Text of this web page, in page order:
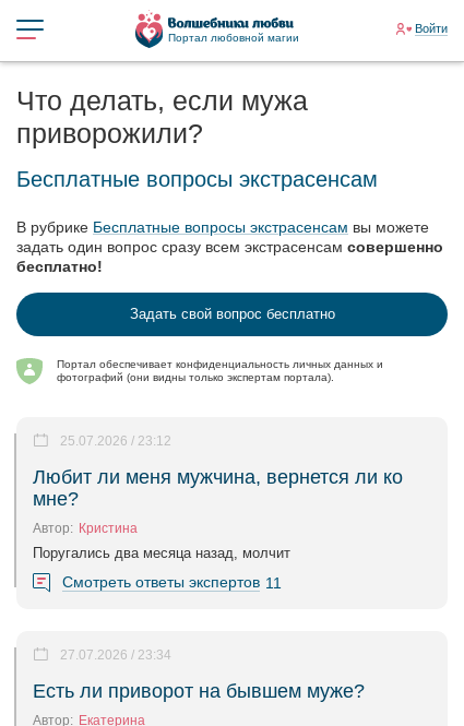
Портал любовной магии
Войти
Что делать, если мужа
приворожили?
Бесплатные вопросы экстрасенсам
В рубрике Бесплатные вопросы экстрасенсам вы можете
задать один вопрос сразу всем экстрасенсам совершенно
бесплатно!
Задать свой вопрос бесплатно
Портал обеспечивает конфиденциальность личных данных и
фотографий (они видны только экспертам портала).
Любит ли меня мужчина, вернется ли ко
мне?
25.07.2026 / 23:12
Автор: Кристина
Поругались два месяца назад, молчит
Смотреть ответы экспертов 11
Есть ли приворот на бывшем муже?
27.07.2026 / 23:34
Автор: Екатерина